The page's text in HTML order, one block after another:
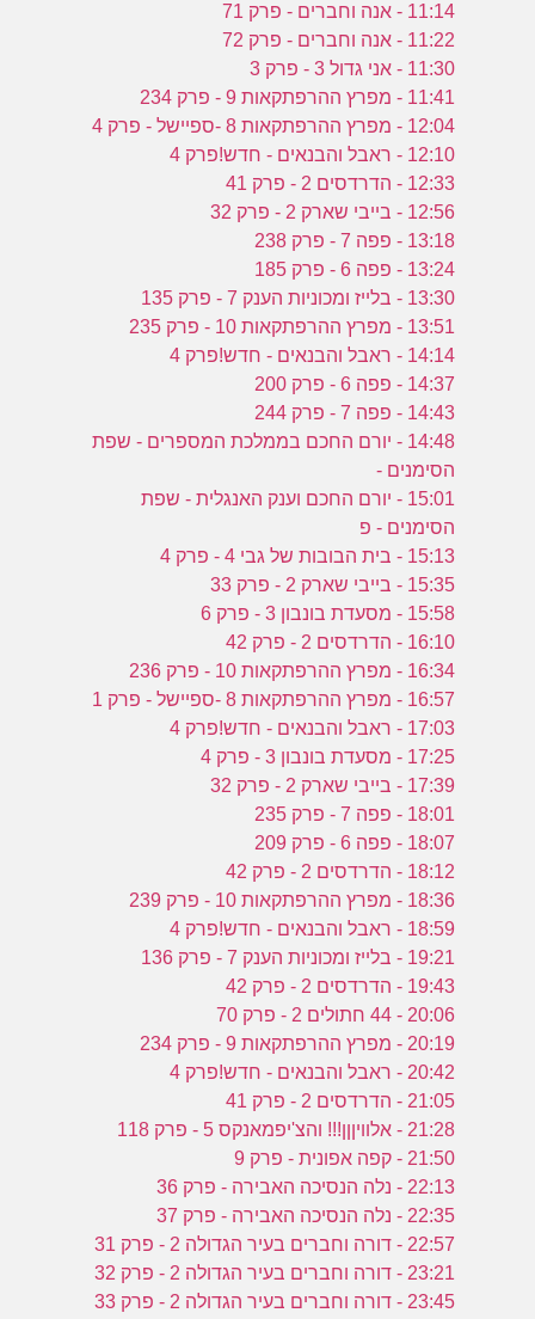
11:14 - אנה וחברים - פרק 71
11:22 - אנה וחברים - פרק 72
11:30 - אני גדול 3 - פרק 3
11:41 - מפרץ ההרפתקאות 9 - פרק 234
12:04 - מפרץ ההרפתקאות 8 -ספיישל - פרק 4
12:10 - ראבל והבנאים - חדש!פרק 4
12:33 - הדרדסים 2 - פרק 41
12:56 - בייבי שארק 2 - פרק 32
13:18 - פפה 7 - פרק 238
13:24 - פפה 6 - פרק 185
13:30 - בלייז ומכוניות הענק 7 - פרק 135
13:51 - מפרץ ההרפתקאות 10 - פרק 235
14:14 - ראבל והבנאים - חדש!פרק 4
14:37 - פפה 6 - פרק 200
14:43 - פפה 7 - פרק 244
14:48 - יורם החכם בממלכת המספרים - שפת
הסימנים -
15:01 - יורם החכם וענק האנגלית - שפת
הסימנים - פ
15:13 - בית הבובות של גבי 4 - פרק 4
15:35 - בייבי שארק 2 - פרק 33
15:58 - מסעדת בונבון 3 - פרק 6
16:10 - הדרדסים 2 - פרק 42
16:34 - מפרץ ההרפתקאות 10 - פרק 236
16:57 - מפרץ ההרפתקאות 8 -ספיישל - פרק 1
17:03 - ראבל והבנאים - חדש!פרק 4
17:25 - מסעדת בונבון 3 - פרק 4
17:39 - בייבי שארק 2 - פרק 32
18:01 - פפה 7 - פרק 235
18:07 - פפה 6 - פרק 209
18:12 - הדרדסים 2 - פרק 42
18:36 - מפרץ ההרפתקאות 10 - פרק 239
18:59 - ראבל והבנאים - חדש!פרק 4
19:21 - בלייז ומכוניות הענק 7 - פרק 136
19:43 - הדרדסים 2 - פרק 42
20:06 - 44 חתולים 2 - פרק 70
20:19 - מפרץ ההרפתקאות 9 - פרק 234
20:42 - ראבל והבנאים - חדש!פרק 4
21:05 - הדרדסים 2 - פרק 41
21:28 - אלוויןןן!!! והצ'יפמאנקס 5 - פרק 118
21:50 - קפה אפונית - פרק 9
22:13 - נלה הנסיכה האבירה - פרק 36
22:35 - נלה הנסיכה האבירה - פרק 37
22:57 - דורה וחברים בעיר הגדולה 2 - פרק 31
23:21 - דורה וחברים בעיר הגדולה 2 - פרק 32
23:45 - דורה וחברים בעיר הגדולה 2 - פרק 33